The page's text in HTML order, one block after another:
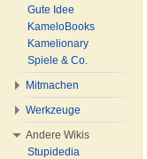
Gute Idee
KameloBooks
Kamelionary
Spiele & Co.
Mitmachen
Werkzeuge
Andere Wikis
Stupidedia